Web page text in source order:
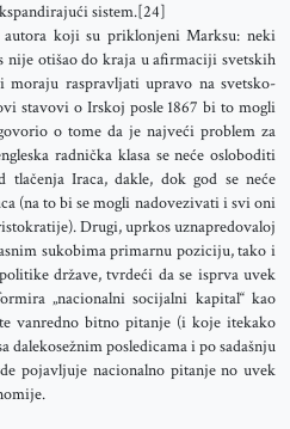
sistem.[24]
koji su priklonjeni Marksu: neki
nije otišao do kraja u afirmaciji svetskih
moraju raspravljati upravo na svetsko-
stavovi o Irskoj posle 1867 bi to mogli
o tome da je najveći problem za
radnička klasa se neće osloboditi
tlačenja Iraca, dakle, dok god se neće
(na to bi se mogli nadovezivati i svi oni
Drugi, uprkos uznapredovaloj
sukobima primarnu poziciju, tako i
države, tvrdeći da se isprva uvek
„nacionalni socijalni kapital“ kao
vanredno bitno pitanje (i koje itekako
dalekosežnim posledicama i po sadašnju
pojavljuje nacionalno pitanje no uvek